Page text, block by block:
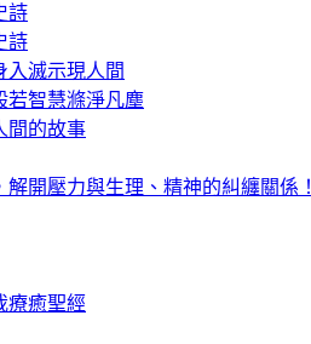
詩
詩
入滅示現人間
若智慧滌淨凡塵
間的故事
開壓力與生理、精神的糾纏關係！
療癒聖經